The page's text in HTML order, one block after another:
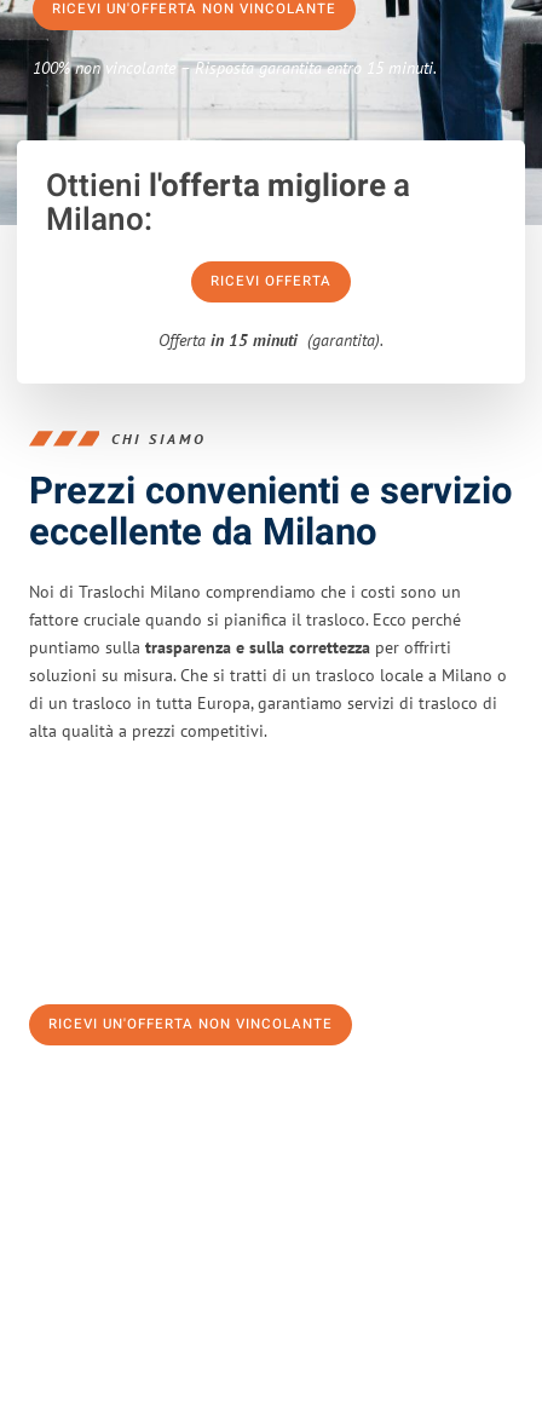
RICEVI UN'OFFERTA NON VINCOLANTE
100% non vincolante – Risposta garantita entro 15 minuti.
Ottieni l'offerta migliorea
Milano:
RICEVI OFFERTA
Offerta in 15 minuti (garantita).
CHI SIAMO
Prezzi convenienti e servizio
eccellente da Milano
Noi di Traslochi Milano comprendiamo che i costi sono un
fattore cruciale quando si pianifica il trasloco. Ecco perché
puntiamo sulla trasparenza e sulla correttezza per offrirti
soluzioni su misura. Che si tratti di un trasloco locale a Milano o
di un trasloco in tutta Europa, garantiamo servizi di trasloco di
alta qualità a prezzi competitivi.
RICEVI UN'OFFERTA NON VINCOLANTE